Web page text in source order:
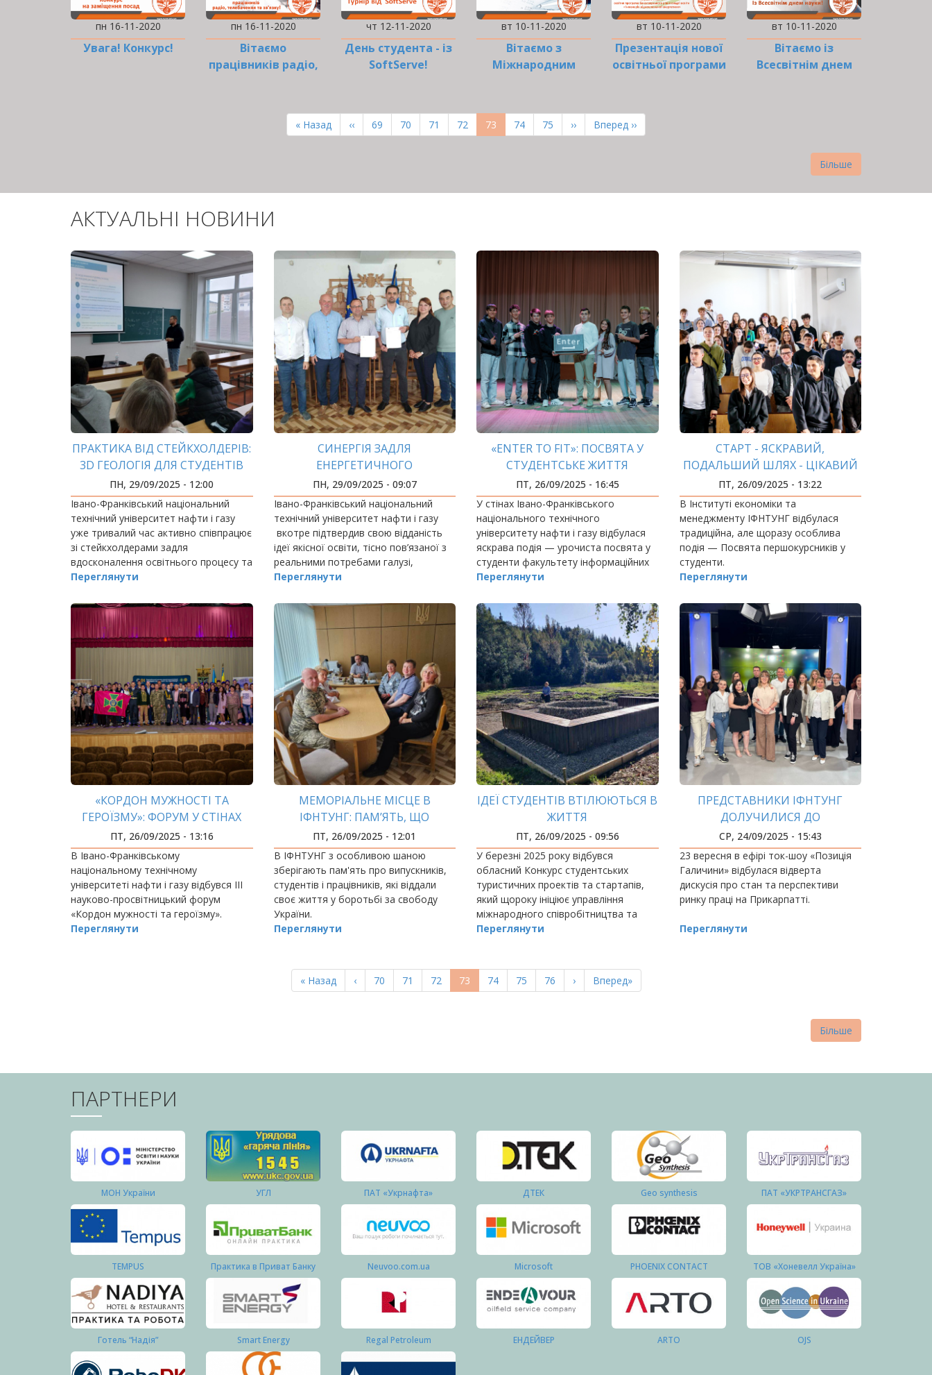
пн 16-11-2020
Увага! Конкурс!
пн 16-11-2020
Вітаємо
працівників радіо,
чт 12-11-2020
День студента - із
SoftServe!
вт 10-11-2020
Вітаємо з
Міжнародним
вт 10-11-2020
Презентація нової
освітньої програми
енергетики»
вт 10-11-2020
Вітаємо із
Всесвітнім днем
Перша
сторінка
« Назад
Попередня
сторінка
‹‹ Page
69 Page
70 Page
71 Page
72
Поточна
сторінка
73 Page
74 Page
75
Наступна
сторінка
››
Остання
сторінка
Вперед ››
Більше
АКТУАЛЬНІ НОВИНИ
ПРАКТИКА ВІД СТЕЙКХОЛДЕРІВ:
3D ГЕОЛОГІЯ ДЛЯ СТУДЕНТІВ
ПН, 29/09/2025 - 12:00
Івано-Франківський національний
технічний університет нафти і газу
уже тривалий час активно співпрацює
зі стейкхолдерами задля
вдосконалення освітнього процесу та
якісної підготовки майбутніх фахівців.
Переглянути
СИНЕРГІЯ ЗАДЛЯ
ЕНЕРГЕТИЧНОГО
МАЙБУТНЬОГО КРАЇНИ
ПН, 29/09/2025 - 09:07
Івано-Франківський національний
технічний університет нафти і газу
вкотре підтвердив свою відданість
ідеї якісної освіти, тісно пов’язаної з
реальними потребами галузі,
поглиблюючи співпрацю з провідними
Переглянути
«ENTER TO FIT»: ПОСВЯТА У
СТУДЕНТСЬКЕ ЖИТТЯ
ПТ, 26/09/2025 - 16:45
У стінах Івано-Франківського
національного технічного
університету нафти і газу відбулася
яскрава подія — урочиста посвята у
студенти факультету інформаційних
технологій.
Переглянути
СТАРТ - ЯСКРАВИЙ,
ПОДАЛЬШИЙ ШЛЯХ - ЦІКАВИЙ
ПТ, 26/09/2025 - 13:22
В Інституті економіки та
менеджменту ІФНТУНГ відбулася
традиційна, але щоразу особлива
подія — Посвята першокурсників у
студенти.
Переглянути
«КОРДОН МУЖНОСТІ ТА
ГЕРОЇЗМУ»: ФОРУМ У СТІНАХ
ІФНТУНГ
ПТ, 26/09/2025 - 13:16
В Івано-Франківському
національному технічному
університеті нафти і газу відбувся ІІІ
науково-просвітницький форум
«Кордон мужності та героїзму».
Переглянути
МЕМОРІАЛЬНЕ МІСЦЕ В
ІФНТУНГ: ПАМ’ЯТЬ, ЩО
ОБ’ЄДНУЄ ПОКОЛІННЯ
ПТ, 26/09/2025 - 12:01
В ІФНТУНГ з особливою шаною
зберігають пам'ять про випускників,
студентів і працівників, які віддали
своє життя у боротьбі за свободу
України.
Переглянути
ІДЕЇ СТУДЕНТІВ ВТІЛЮЮТЬСЯ В
ЖИТТЯ
ПТ, 26/09/2025 - 09:56
У березні 2025 року відбувся
обласний Конкурс студентських
туристичних проектів та стартапів,
який щороку ініціює управління
міжнародного співробітництва та
євроінтеграції громад Івано-
Переглянути
ПРЕДСТАВНИКИ ІФНТУНГ
ДОЛУЧИЛИСЯ ДО
ОБГОВОРЕННЯ ПРОБЛЕМ РИНКУ
ПРАЦІ
СР, 24/09/2025 - 15:43
23 вересня в ефірі ток-шоу «Позиція
Галичини» відбулася відверта
дискусія про стан та перспективи
ринку праці на Прикарпатті.
Переглянути
Перша
сторінка
« Назад
Попередня
сторінка
‹ Page
70 Page
71 Page
72
Поточна
сторінка
73 Page
74 Page
75 Page
76
Наступна
сторінка
›
Остання
сторінка
Вперед»
Більше
ПАРТНЕРИ
МОН України УГЛ ПАТ «Укрнафта» ДТЕК Geo synthesis ПАТ «УКРТРАНСГАЗ»
TEMPUS Практика в Приват Банку Neuvoo.com.ua Microsoft PHOENIX CONTACT ТОВ «Хоневелл Україна»
Готель “Надія” Smart Energy Regal Petroleum ЕНДЕЙВЕР ARTO OJS